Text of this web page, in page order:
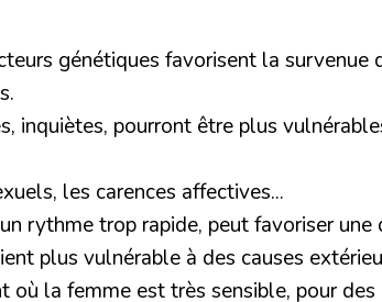
génétiques favorisent la survenue
inquiètes, pourront être plus
les carences affectives...
rythme trop rapide, peut favoriser
plus vulnérable à des causes
où la femme est très sensible, pour